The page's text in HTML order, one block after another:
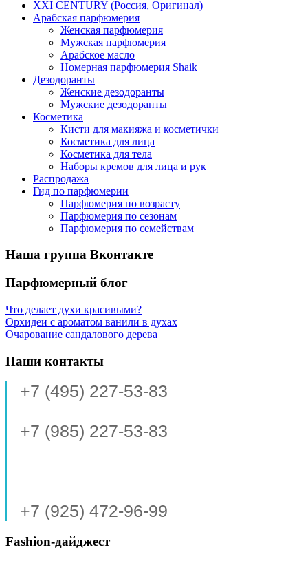
XXI CENTURY (Россия, Оригинал)
Арабская парфюмерия
Женская парфюмерия
Мужская парфюмерия
Арабское масло
Номерная парфюмерия Shaik
Дезодоранты
Женские дезодоранты
Мужские дезодоранты
Косметика
Кисти для макияжа и косметички
Косметика для лица
Косметика для тела
Наборы кремов для лица и рук
Распродажа
Гид по парфюмерии
Парфюмерия по возрасту
Парфюмерия по сезонам
Парфюмерия по семействам
Наша группа Вконтакте
Парфюмерный блог
Что делает духи красивыми?
Орхидеи с ароматом ванили в духах
Очарование сандалового дерева
Наши контакты
+7 (495) 227-53-83
+7 (985) 227-53-83
+7 (925) 472-96-99
Fashion-дайджест